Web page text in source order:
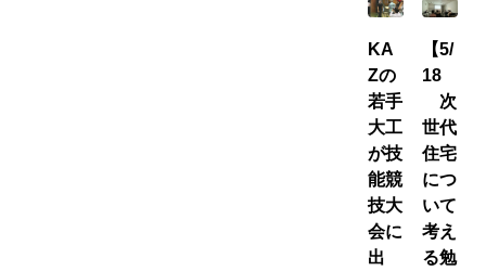
KA
Zの
若手
大工
が技
能競
技大
会に
出
【5/
18
次
世代
住宅
につ
いて
考え
る勉